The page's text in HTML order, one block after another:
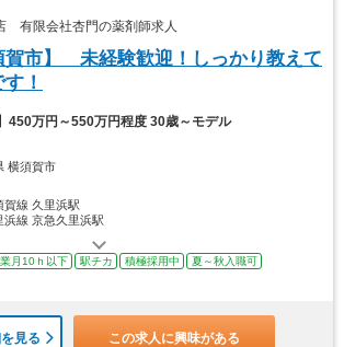
有限会社杏門の薬剤師求人
賀市】 未経験歓迎！しっかり教えて
！
450万円～550万円程度 30歳～モデル
横須賀市
賀線 久里浜駅
浜線 京急久里浜駅
月10ｈ以下 駅チカ 積極採用中
夏～秋入職可
見る この求人に興味がある